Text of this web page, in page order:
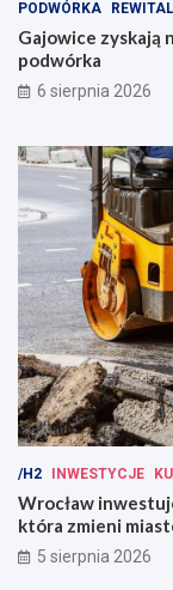
PODWÓRKA
Gajowice zyskają
podwórka
6 sierpnia 2026
/H2 INWESTYCJE
Wrocław
która zmieni
5 sierpnia 2026